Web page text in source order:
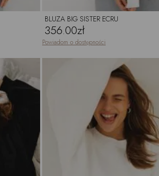
BLUZA BIG SISTER ECRU
356.00zł
Powiadom o dostępności